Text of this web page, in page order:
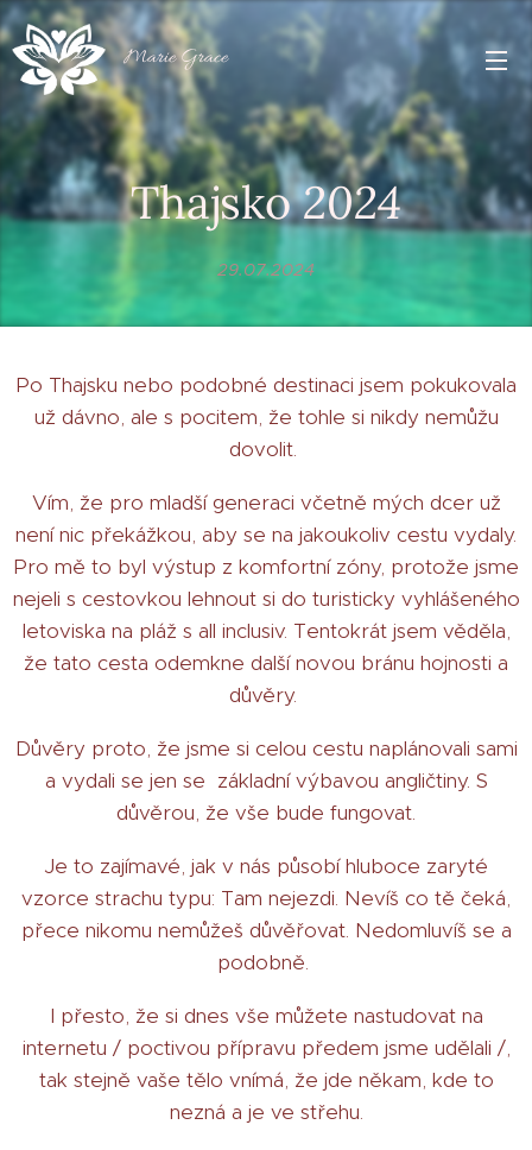
Marie Grace
Thajsko2024
29.07.2024
Po Thajsku nebo podobné destinaci jsem pokukovala
už dávno, ale s pocitem, že tohle si nikdy nemůžu
dovolit.
Vím, že pro mladší generaci včetně mých dcer už
není nic překážkou, aby se na jakoukoliv cestu vydaly.
Pro mě to byl výstup z komfortní zóny, protože jsme
nejeli s cestovkou lehnout si do turisticky vyhlášeného
letoviska na pláž s all inclusiv. Tentokrát jsem věděla,
že tato cesta odemkne další novou bránu hojnosti a
důvěry.
Důvěry proto, že jsme si celou cestu naplánovali sami
a vydali se jen se základní výbavou angličtiny. S
důvěrou, že vše bude fungovat.
Je to zajímavé, jak v nás působí hluboce zaryté
vzorce strachu typu: Tam nejezdi. Nevíš co tě čeká,
přece nikomu nemůžeš důvěřovat. Nedomluvíš se a
podobně.
I přesto, že si dnes vše můžete nastudovat na
internetu / poctivou přípravu předem jsme udělali /,
tak stejně vaše tělo vnímá, že jde někam, kde to
nezná a je ve střehu.